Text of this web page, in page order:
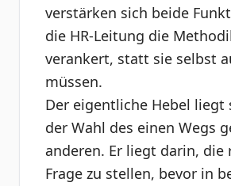
verstärken sich beide
die HR-Leitung die
verankert, statt sie selbst
müssen.
Der eigentliche Hebel liegt
der Wahl des einen Wegs
anderen. Er liegt darin, die
Frage zu stellen, bevor in